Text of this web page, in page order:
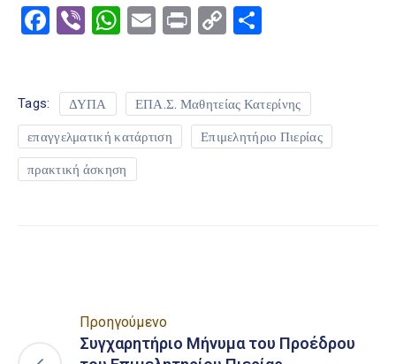
Facebook
ViberWhatsApp
EmailPrintCopy
Tags: ΔΥΠΑ ΕΠΑ.Σ. Μαθητείας Κατερίνης
επαγγελματική κατάρτιση Επιμελητήριο Πιερίας
πρακτική άσκηση
Προηγούμενο
Συγχαρητήριο Μήνυμα του Προέδρου